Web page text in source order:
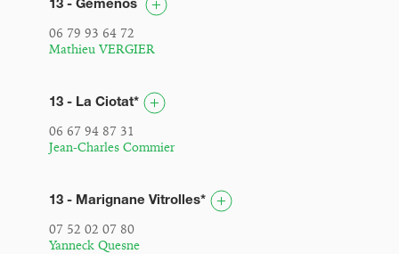
06 79 93 64 72
Mathieu VERGIER
13 - La Ciotat*
06 67 94 87 31
Jean-Charles Commier
13 - Marignane Vitrolles*
07 52 02 07 80
Yanneck Quesne